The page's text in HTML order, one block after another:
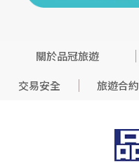
關於品冠旅遊
交易安全
旅遊合約